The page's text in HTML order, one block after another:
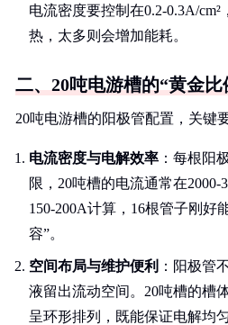
电流密度要控制在0.2-0.3A/
热，太多则会增加能耗。
二、20吨电游槽的“黄金比
20吨电游槽的阳极管配置，关键
电流密度与电解效率 ：每根阳
限，20吨槽的电流通常在
150-200A计算，16根管子刚好
容”。
空间布局与维护便利 ：阳极管
液留出流动空间。20吨槽的槽
呈环形排列，既能保证电解均